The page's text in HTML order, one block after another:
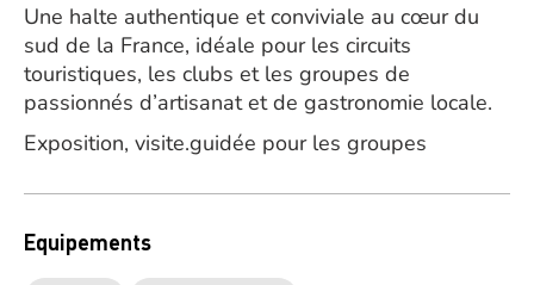
Une halte authentique et conviviale au cœur du
sud de la France, idéale pour les circuits
touristiques, les clubs et les groupes de
passionnés d’artisanat et de gastronomie locale.
Exposition, visite.guidée pour les groupes
Equipements